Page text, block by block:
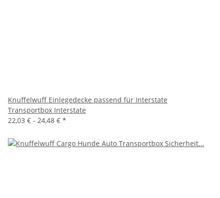
Knuffelwuff Einlegedecke passend für Interstate
Transportbox Interstate
22,03 € - 24,48 € *